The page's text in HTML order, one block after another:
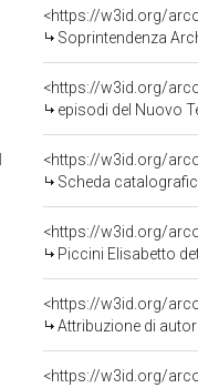
<https://w3id.org/
Soprintendenza
<https://w3id.org/
episodi del Nuovo
<https://w3id.org/
Scheda
<https://w3id.org/
Piccini Elisabetto
<https://w3id.org/
Attribuzione di
<https://w3id.org/